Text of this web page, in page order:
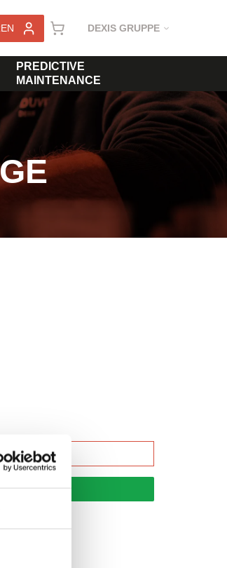
DEXIS GRUPPE
PREDICTIVE
MAINTENANCE